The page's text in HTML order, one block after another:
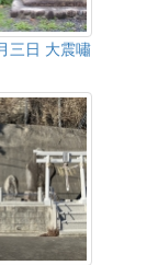
三日 大震嘯